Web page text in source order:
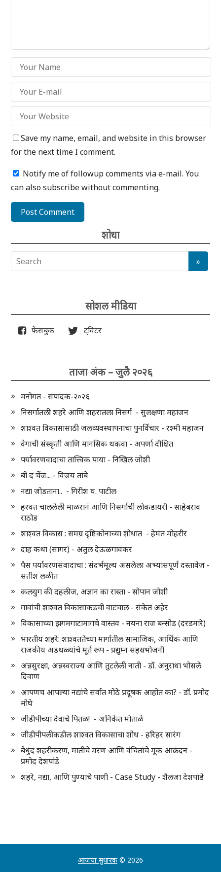
Save my name, email, and website in this browser
for the next time I comment.
Notify me of followup comments via e-mail. You
can alsosubscribewithout commenting.
शोधा
सोशल मीडिया
फेसबुक ट्विटर
ताजा अंक – जुलै २०२६
मनोगत - संपादक-२०२६
निसर्गातली शहरे आणि शहरातला निसर्ग - सुलक्षणा महाजन
शाश्वत विकासासाठी जलव्यवस्थापनाचा पुनर्विचार - रश्मी महाजन
वेगाची संस्कृती आणि मानसिक थकवा - अपर्णा दीक्षित
पर्यावरणवादाचा तात्त्विक पाया - निखिल जोशी
बी द चेंज... - विजय तांबे
नद्या जोडताना.. - गिरीश घ. पाटील
हरवत चाललेली माळरानं आणि निसर्गाची लोकडायरी - साहेबराव
राठोड
शाश्वत विकास : समग्र दृष्टिकोनाच्या शोधात - हेमंत मोहरीर
दाह कथा (सागर) - अतुल देऊळगावकर
पैस पर्यावरणसंवादाचा : संदर्भमूल्य असलेला अभ्यासपूर्ण दस्तावेज -
सतीश लळीत
कलयुग की दहलीज, अज्ञान का रास्ता - सोपान जोशी
गावांची शाश्वत विकासाकडची वाटचाल - संकेत अहेर
विकासाच्या झगमगाटामागचे वास्तव - नयना राज बन्सोड (दरडमारे)
भारतीय शहरे: शाश्वततेच्या मार्गातील सामाजिक, आर्थिक आणि
राजकीय अडथळ्यांचे मूर्त रूप - प्रद्युम्न सहस्रभोजनी
अन्नसुरक्षा, अन्नस्वराज्य आणि तुटलेली नाती - डॉ. अनुराधा भोसले
दिवाण
आपणच आपल्या नद्यांचे सर्वात मोठे प्रदूषक आहोत का? - डॉ. प्रमोद
मोघे
जीडीपीच्या देवाचे पितळ! - अनिकेत मोताळे
जीडीपीपलीकडील शाश्वत विकासाचा शोध - हरिहर सारंग
बेधुंद शहरीकरण, मातीचे मरण आणि वंचितांचे मूक आक्रंदन -
प्रमोद देशपांडे
शहरे, नद्या, आणि पुण्याचे पाणी - Case Study - शैलजा देशपांडे
आजचा सुधारक © 2026